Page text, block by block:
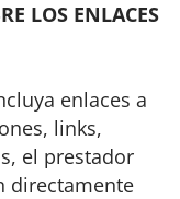
LOS ENLACES
enlaces a
links,
el prestador
directamente